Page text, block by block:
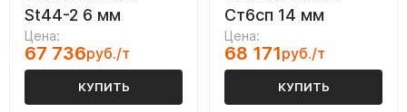
St44-2 6 мм
Цена:
67 736руб./т
КУПИТЬ
Ст6сп 14 мм
Цена:
68 171руб./т
КУПИТЬ